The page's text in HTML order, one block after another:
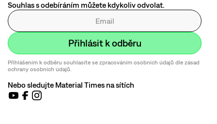
Souhlas s odebíráním můžete kdykoliv odvolat.
Přihlášením k odběru souhlasíte se zpracováním osobních údajů dle zásad
ochrany osobních údajů.
Nebo sledujte Material Times na sítích